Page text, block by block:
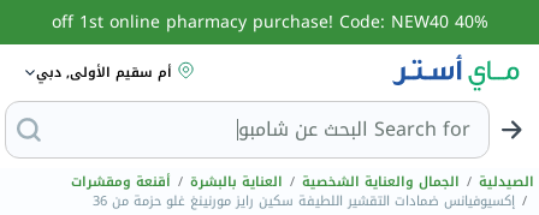
40% off 1st online pharmacy purchase! Code: NEW40
أم سقيم الأولى, دبي
Search for البح
الصيدلية / الجمال والعناية الشخصية / العناية بالبشرة / أقنعة ومقشرات
/ إكسيوفيانس ضمادات التقشير اللطيفة سكين رايز مورنينغ غلو حزمة من 36